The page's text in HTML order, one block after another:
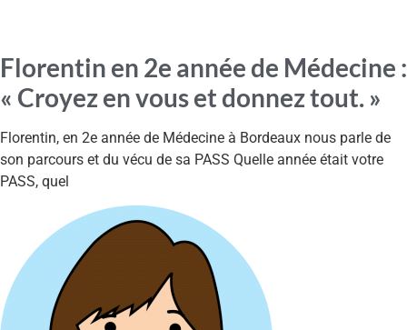
Florentin en 2e année de Médecine :
« Croyez en vous et donnez tout. »
Florentin, en 2e année de Médecine à Bordeaux nous parle de
son parcours et du vécu de sa PASS Quelle année était votre
PASS, quel